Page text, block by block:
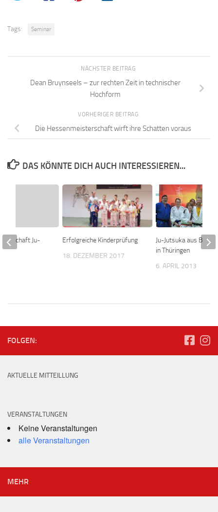
Tags: Seminar
NÄCHSTER BEITRAG
Dean Bruynseels – zur rechten Zeit in technischer
Hochform
VORHERIGER BEITRAG
Die Hessenmeisterschaft wirft ihre Schatten voraus
DAS KÖNNTE DICH AUCH INTERESSIEREN...
Erfolgreiche Kinderprüfung
18. DEZEMBER 2017
Ju-Jutsuka aus Bad
in Thüringen
6. APRIL 2013
Ju-
FOLGEN:
AKTUELLE MITTEILLUNG
VERANSTALTUNGEN
Keine Veranstaltungen
alle Veranstaltungen
MEHR